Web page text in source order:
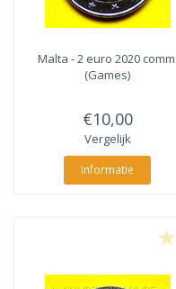
Malta - 2 euro 2020 comm.
(Games)
€10,00
Vergelijk
Informatie